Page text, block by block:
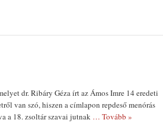
dr. Ribáry Géza írt az Ámos Imre 14 eredeti
van szó, hiszen a címlapon repdeső menórás
a 18. zsoltár szavai jutnak … Tovább »